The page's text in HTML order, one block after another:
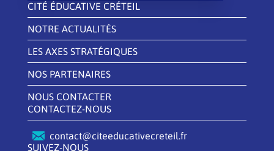
CITÉ ÉDUCATIVE CRÉTEIL
NOTRE ACTUALITÉS
LES AXES STRATÉGIQUES
NOS PARTENAIRES
NOUS CONTACTER
CONTACTEZ-NOUS
contact@citeeducativecreteil.fr
SUIVEZ-NOUS